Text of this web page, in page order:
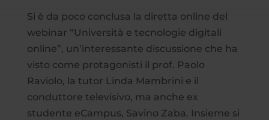
Si è da poco conclusa la diretta online del
webinar “Università e tecnologie digitali
online”, un’interessante discussione che ha
visto come protagonisti il prof. Paolo
Raviolo, la tutor Linda Mambrini e il
conduttore televisivo, ma anche ex
studente eCampus, Savino Zaba. Insieme si